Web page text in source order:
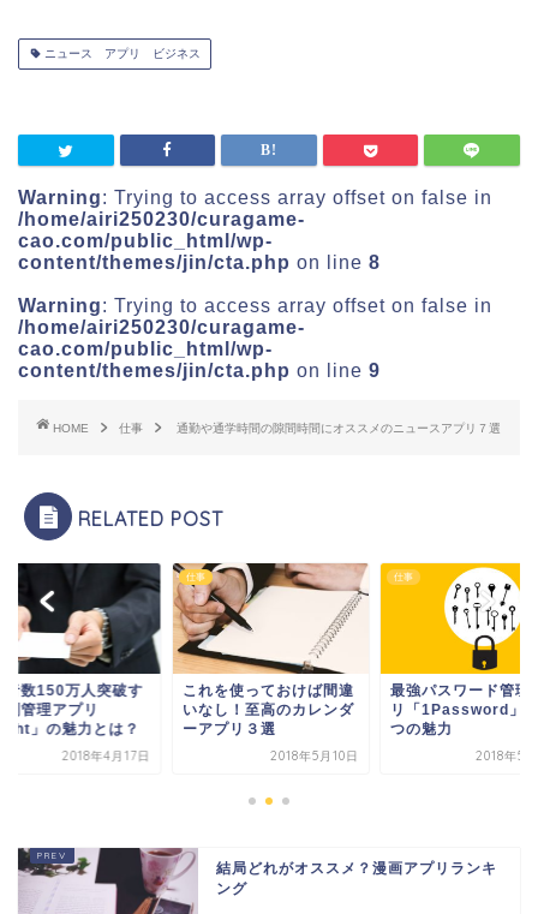
ニュース アプリ ビジネス
Warning: Trying to access array offset on false in
/home/airi250230/curagame-
cao.com/public_html/wp-
content/themes/jin/cta.php on line 8
Warning: Trying to access array offset on false in
/home/airi250230/curagame-
cao.com/public_html/wp-
content/themes/jin/cta.php on line 9
HOME 仕事 通勤や通学時間の隙間時間にオススメのニュースアプリ７選
RELATED POST
者数150万人突破す
刺管理アプリ
」の魅力とは？
2018年4月17日
仕事
これを使っておけば間違
いなし！至高のカレンダ
ーアプリ３選
2018年5月10日
仕事
最強パスワード管理
リ「1Password」
つの魅力
2018年5
結局どれがオススメ？漫画アプリランキ
ング